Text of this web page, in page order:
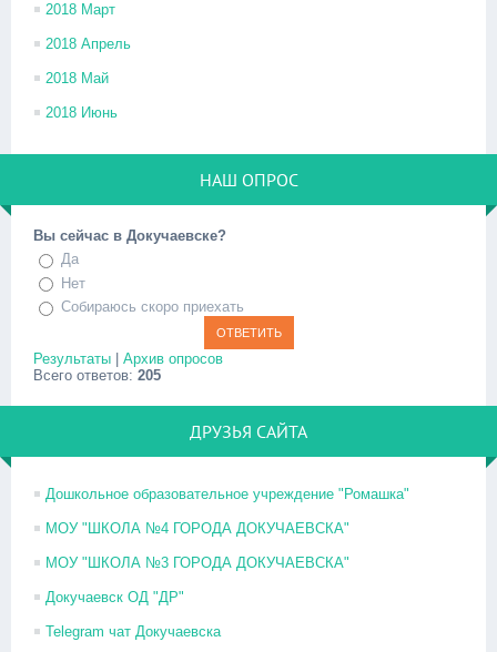
2018 Март
2018 Апрель
2018 Май
2018 Июнь
НАШ ОПРОС
Вы сейчас в Докучаевске?
Да
Нет
Собираюсь скоро приехать
Результаты | Архив опросов
Всего ответов: 205
ДРУЗЬЯ САЙТА
Дошкольное образовательное учреждение "Ромашка"
МОУ "ШКОЛА №4 ГОРОДА ДОКУЧАЕВСКА"
МОУ "ШКОЛА №3 ГОРОДА ДОКУЧАЕВСКА"
Докучаевск ОД "ДР"
Telegram чат Докучаевска